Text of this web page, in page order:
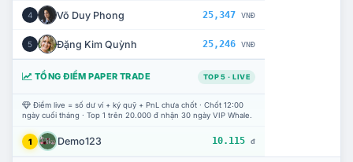
4 Võ Duy Phong 25,347 VNĐ
5 Đặng Kim Quỳnh 25,246 VNĐ
TỔNG ĐIỂM PAPER TRADE TOP 5 · LIVE
Điểm live = số dư ví + ký quỹ + PnL chưa chốt · Chốt 12:00
ngày cuối tháng · Top 1 trên 20.000 đ nhận 30 ngày VIP Whale.
1 Demo123 10.115 đ